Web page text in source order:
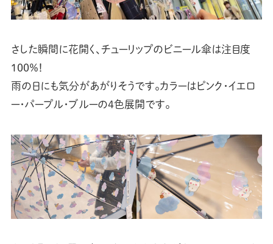
さした瞬間に花開く、チューリップのビニール傘は注目度
100％！
雨の日にも気分があがりそうです。カラーはピンク・イエロ
ー・パープル・ブルーの4色展開です。